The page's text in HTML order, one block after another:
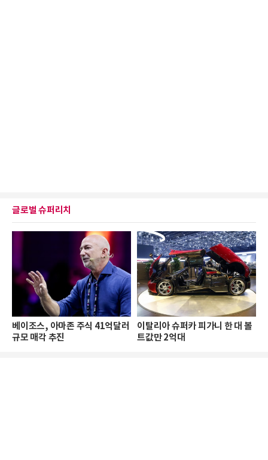
글로벌 슈퍼리치
베이조스, 아마존 주식 41억달러
규모 매각 추진
이탈리아 슈퍼카 피가니 한 대 볼
트값만 2억대